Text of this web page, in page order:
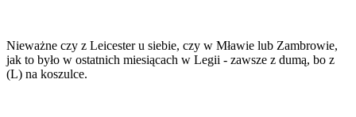
Nieważne czy z Leicester u siebie, czy w Mławie lub Zambrowie,
jak to było w ostatnich miesiącach w Legii - zawsze z dumą, bo z
(L) na koszulce.